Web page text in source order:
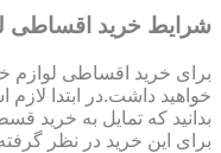
شرایط خرید اقساطی
برای خرید اقساطی لوازم
خواهید داشت.در ابتدا
بدانید که تمایل به خرید
برای این خرید در نظر گرفته